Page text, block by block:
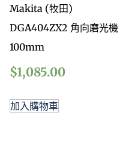
Makita (牧田)
DGA404ZX2 角向磨光機
100mm
$1,085.00
加入購物車